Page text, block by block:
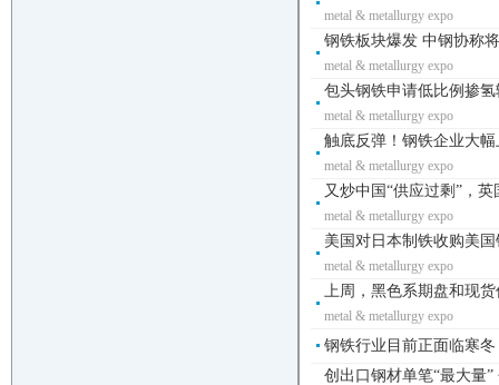
metal & metallurgy expo
钢铁板块爆发 中钢协称
metal & metallurgy expo
包头钢铁申请低比例掺
metal & metallurgy expo
触底反弹！钢铁企业大
metal & metallurgy expo
又炒中国“供应过剩”，
metal & metallurgy expo
美国对日本制铁收购美
metal & metallurgy expo
上周，黑色系期盘和现
metal & metallurgy expo
钢铁行业目前正面临寒
创出口钢材单笔“最大量